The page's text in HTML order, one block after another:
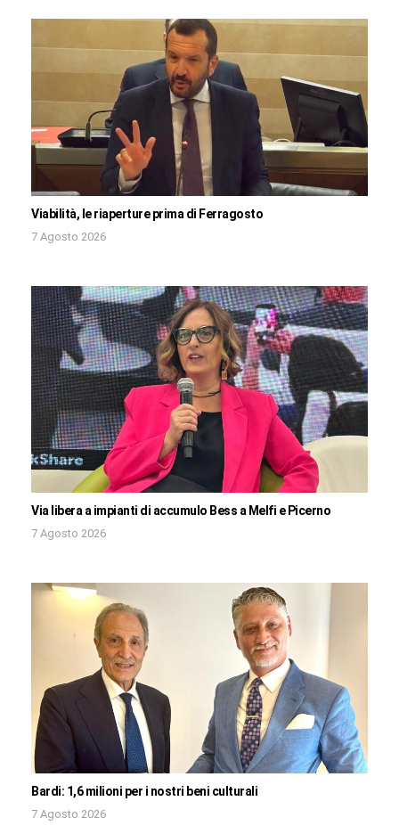
Viabilità, le riaperture prima di Ferragosto
7 Agosto 2026
Via libera a impianti di accumulo Bess a Melfi e Picerno
7 Agosto 2026
Bardi: 1,6 milioni per i nostri beni culturali
7 Agosto 2026